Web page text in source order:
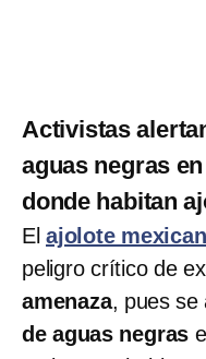
Activistas
aguas negras
donde habitan
El ajolote
peligro crítico de
amenaza, pues se
de aguas negras